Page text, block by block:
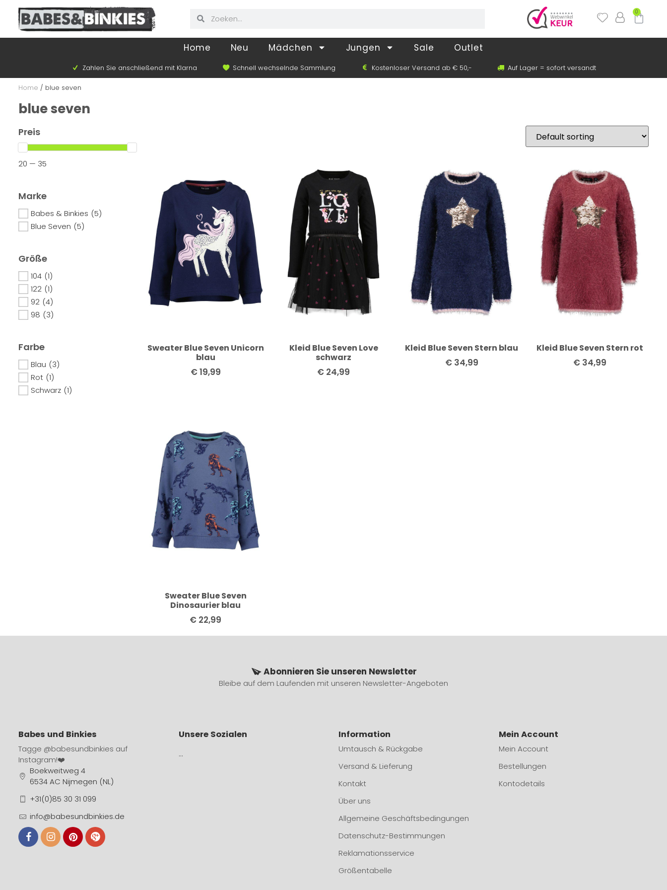
0
Home Neu Mädchen Jungen Sale Outlet
Zahlen Sie anschließend mit Klarna Schnell wechselnde Sammlung Kostenloser Versand ab € 50,- Auf Lager = sofort versandt
Home / blue seven
blue seven
Preis
20 — 35
Marke
Babes & Binkies (5)
Blue Seven (5)
Größe
104 (1)
122 (1)
92 (4)
98 (3)
Farbe
Blau (3)
Rot (1)
Schwarz (1)
Sweater Blue Seven Unicorn
blau
€19,99
Kleid Blue Seven Love
schwarz
€ 24,99
Kleid Blue Seven Stern blau
€34,99
Kleid Blue Seven Stern rot
€34,99
Sweater Blue Seven
Dinosaurier blau
€ 22,99
Abonnieren Sie unseren Newsletter
Bleibe auf dem Laufenden mit unseren Newsletter-Angeboten
Babes und Binkies
Tagge @babesundbinkies auf
Instagram!❤️
Boekweitweg 4
6534 AC Nijmegen (NL)
+31(0)85 30 31 099
info@babesundbinkies.de
Unsere Sozialen
…
Information
Umtausch & Rückgabe
Versand & Lieferung
Kontakt
Über uns
Allgemeine Geschäftsbedingungen
Datenschutz-Bestimmungen
Reklamationsservice
Größentabelle
Mein Account
Mein Account
Bestellungen
Kontodetails